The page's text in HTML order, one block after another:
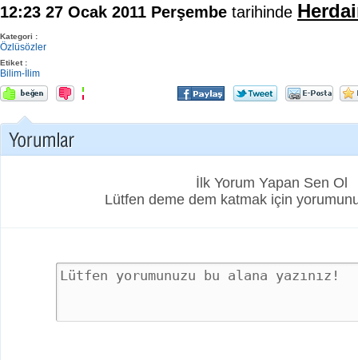
12:23 27 Ocak 2011 Perşembe tarihinde
Kategori :
Özlüsözler
Etiket :
Bilim-İlim
İlk Yorum Yapan Sen Ol
Lütfen deme dem katmak için